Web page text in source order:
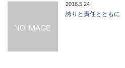
2018.5.24
誇りと責任とともに